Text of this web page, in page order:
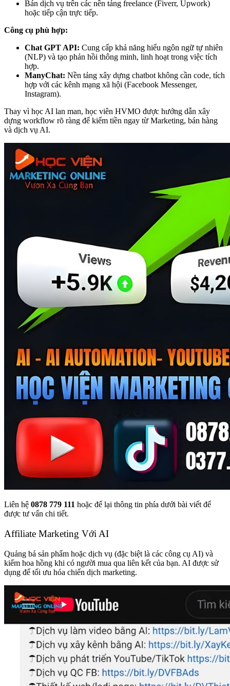
Bán dịch vụ trên các nền tảng freelance (Fiverr, Upwork)
hoặc tiếp cận trực tiếp.
Công cụ phù hợp:
Chat GPT API: Cung cấp khả năng hiểu ngôn ngữ tự nhiên
(NLP) và tạo phản hồi thông minh, linh hoạt trong việc tích
hợp.
ManyChat: Nền tảng xây dựng chatbot không cần code, tích
hợp với các kênh mạng xã hội (Facebook Messenger,
Instagram).
Thay vì học AI lan man, học viên HVMO được hướng dẫn xây
dựng workflow rõ ràng để kiếm tiền ngay từ Marketing, bán hàng
và dịch vụ AI.
Liên hệ 0878 779 111 hoặc để lại thông tin phía dưới bài viết để
được tư vấn chi tiết.
Affiliate Marketing Với AI
Quảng bá sản phẩm hoặc dịch vụ (đặc biệt là các công cụ AI) và
kiếm hoa hồng khi có người mua qua liên kết của bạn. AI được sử
dụng để tối ưu hóa chiến dịch marketing.